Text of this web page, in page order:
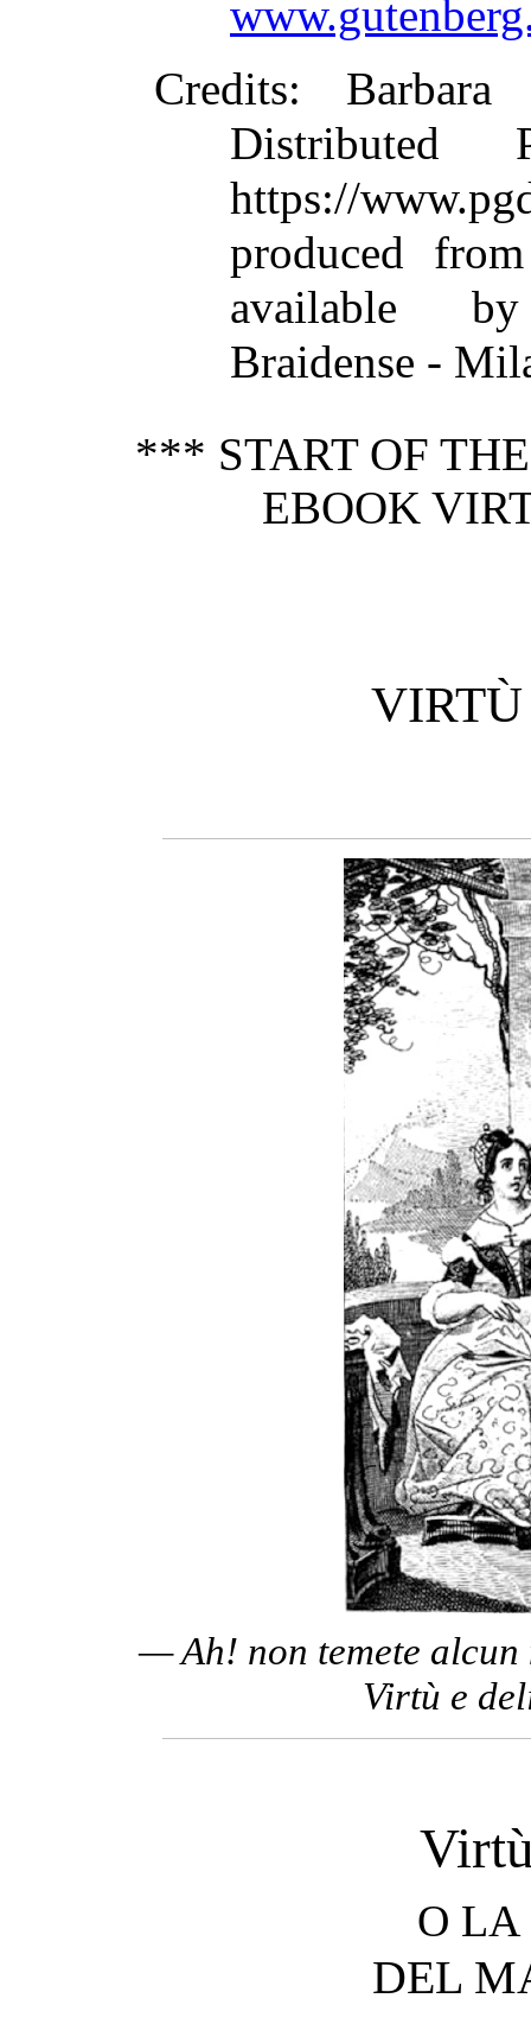
Credits: Barbara
Distributed
https://
produced
available
Braidense -
*** START OF
EBOOK
— Ah! non temete alcun
Virtù e
O
DEL